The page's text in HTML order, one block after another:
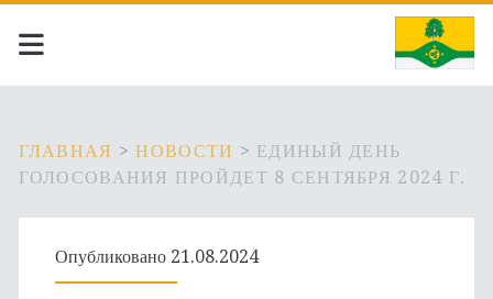
ГЛАВНАЯ >НОВОСТИ > ЕДИНЫЙ ДЕНЬ
ГОЛОСОВАНИЯ ПРОЙДЕТ 8 СЕНТЯБРЯ 2024 Г.
Опубликовано 21.08.2024